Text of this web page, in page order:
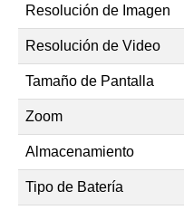
Resolución de Imagen
Resolución de Video
Tamaño de Pantalla
Zoom
Almacenamiento
Tipo de Batería